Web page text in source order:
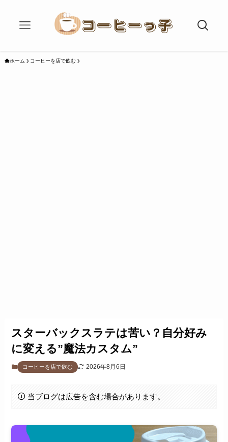
ホーム コーヒーを店で飲む
スターバックスラテは苦い？自分好み
に変える”魔法カスタム”
コーヒーを店で飲む 2026年8月6日
当ブログは広告を含む場合があります。